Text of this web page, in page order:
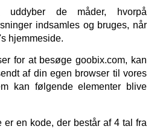
uddyber de måder, hvorpå
indsamles og bruges, når
hjemmeside.
for at besøge goobix.com, kan
af din egen browser til vores
kan følgende elementer blive
er en kode, der består af 4 tal fra